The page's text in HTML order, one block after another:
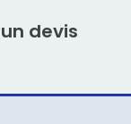
devis